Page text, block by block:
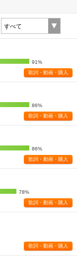
91%
歌詞・動画・購入
86%
歌詞・動画・購入
86%
歌詞・動画・購入
78%
歌詞・動画・購入
歌詞・動画・購入